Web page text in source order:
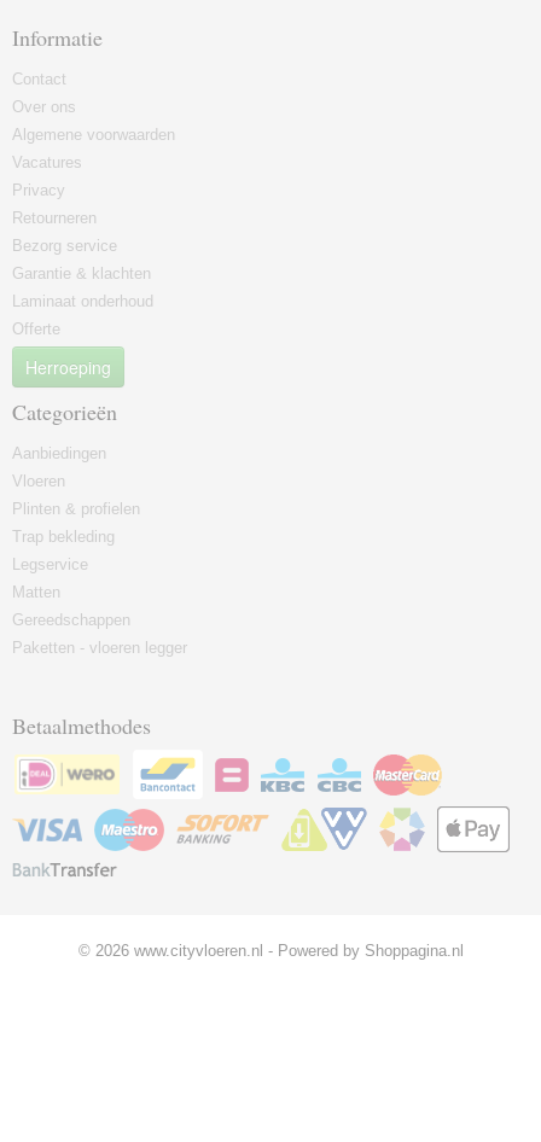
Informatie
Contact
Over ons
Algemene voorwaarden
Vacatures
Privacy
Retourneren
Bezorg service
Garantie & klachten
Laminaat onderhoud
Offerte
Herroeping
Categorieën
Aanbiedingen
Vloeren
Plinten & profielen
Trap bekleding
Legservice
Matten
Gereedschappen
Paketten - vloeren legger
Betaalmethodes
© 2026 www.cityvloeren.nl - Powered by Shoppagina.nl